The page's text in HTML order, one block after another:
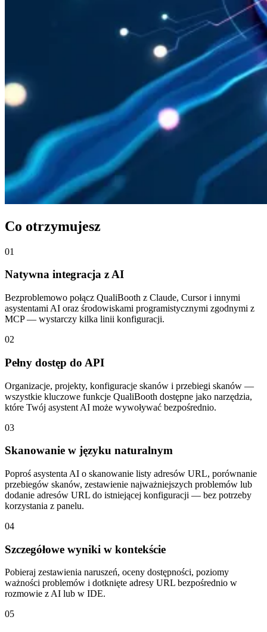
Co otrzymujesz
01
Natywna integracja z AI
Bezproblemowo połącz QualiBooth z Claude, Cursor i innymi
asystentami AI oraz środowiskami programistycznymi zgodnymi z
MCP — wystarczy kilka linii konfiguracji.
02
Pełny dostęp do API
Organizacje, projekty, konfiguracje skanów i przebiegi skanów —
wszystkie kluczowe funkcje QualiBooth dostępne jako narzędzia,
które Twój asystent AI może wywoływać bezpośrednio.
03
Skanowanie w języku naturalnym
Poproś asystenta AI o skanowanie listy adresów URL, porównanie
przebiegów skanów, zestawienie najważniejszych problemów lub
dodanie adresów URL do istniejącej konfiguracji — bez potrzeby
korzystania z panelu.
04
Szczegółowe wyniki w kontekście
Pobieraj zestawienia naruszeń, oceny dostępności, poziomy
ważności problemów i dotknięte adresy URL bezpośrednio w
rozmowie z AI lub w IDE.
05